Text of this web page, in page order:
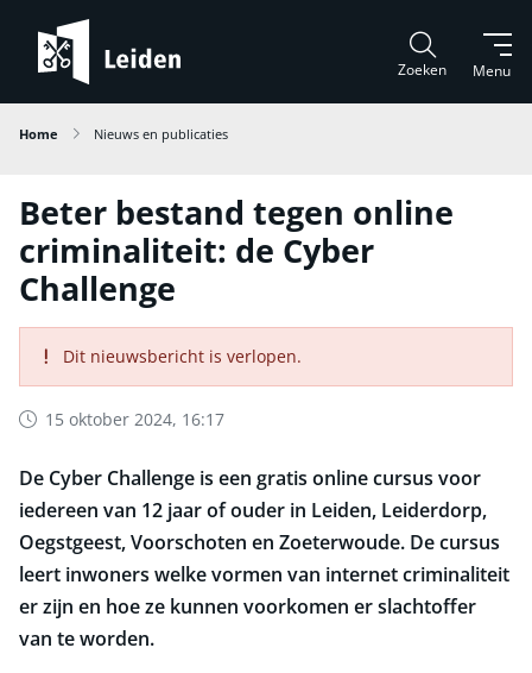
Menu
Zoeken
Home Nieuws en publicaties
Beter bestand tegen online
criminaliteit: de Cyber
Challenge
Dit nieuwsbericht is verlopen.
15 oktober 2024, 16:17
De Cyber Challenge is een gratis online cursus voor
iedereen van 12 jaar of ouder in Leiden, Leiderdorp,
Oegstgeest, Voorschoten en Zoeterwoude. De cursus
leert inwoners welke vormen van internet criminaliteit
er zijn en hoe ze kunnen voorkomen er slachtoffer
van te worden.